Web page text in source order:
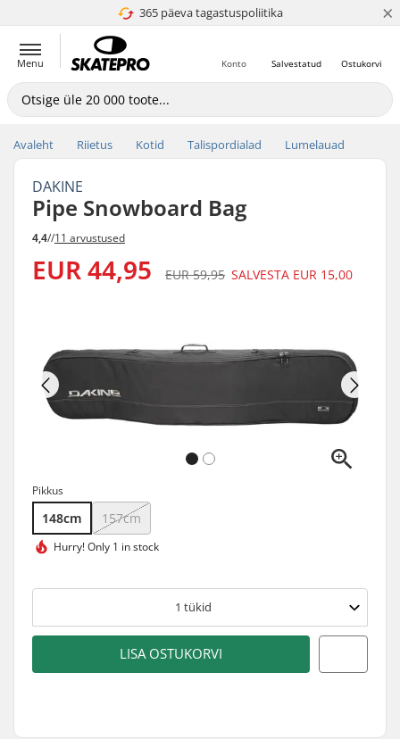
365 päeva tagastuspoliitika
4.8 paljaks 5 ×
Menu Ostukorvi
Salvestatud
Konto
Avaleht Riietus Kotid Talispordialad Lumelauad
DAKINE
Pipe Snowboard Bag
4,4//11 arvustused
EUR 44,95 EUR 59,95 SALVESTA EUR 15,00
Pikkus
148cm 157cm
Hurry!Only 1 in stock
1 tükid
LISA OSTUKORVI